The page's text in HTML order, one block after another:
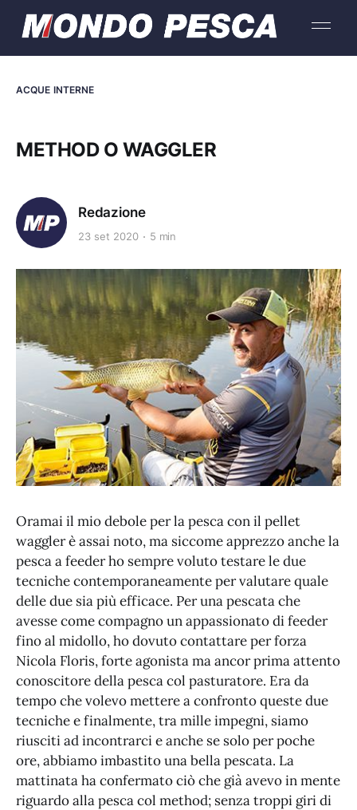
ACQUE INTERNE
METHOD O WAGGLER
Redazione
23 set 2020 5 min
Oramai il mio debole per la pesca con il pellet
waggler è assai noto, ma siccome apprezzo anche la
pesca a feeder ho sempre voluto testare le due
tecniche contemporaneamente per valutare quale
delle due sia più efficace. Per una pescata che
avesse come compagno un appassionato di feeder
fino al midollo, ho dovuto contattare per forza
Nicola Floris, forte agonista ma ancor prima attento
conoscitore della pesca col pasturatore. Era da
tempo che volevo mettere a confronto queste due
tecniche e finalmente, tra mille impegni, siamo
riusciti ad incontrarci e anche se solo per poche
ore, abbiamo imbastito una bella pescata. La
mattinata ha confermato ciò che già avevo in mente
riguardo alla pesca col method; senza troppi giri di